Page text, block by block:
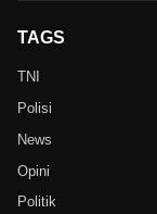
TAGS
TNI
Polisi
News
Opini
Politik